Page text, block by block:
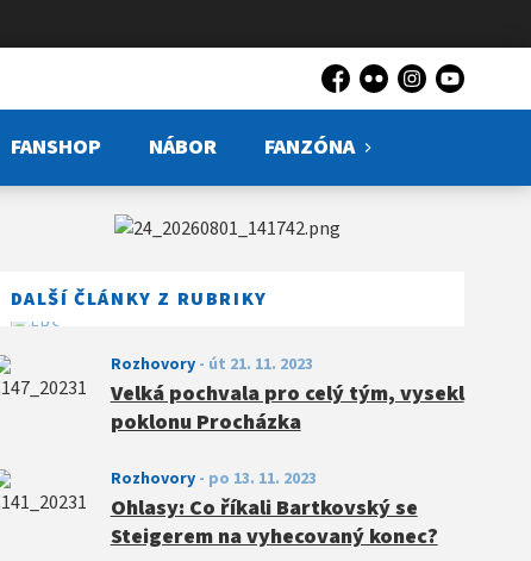
Facebook
Flickr Instagram
YouTube
FANSHOP NÁBOR FANZÓNA
DALŠÍ ČLÁNKY Z RUBRIKY
Rozhovory- út 21. 11. 2023
Velká pochvala pro celý tým, vysekl
poklonu Procházka
Rozhovory- po 13. 11. 2023
Ohlasy: Co říkali Bartkovský se
Steigerem na vyhecovaný konec?